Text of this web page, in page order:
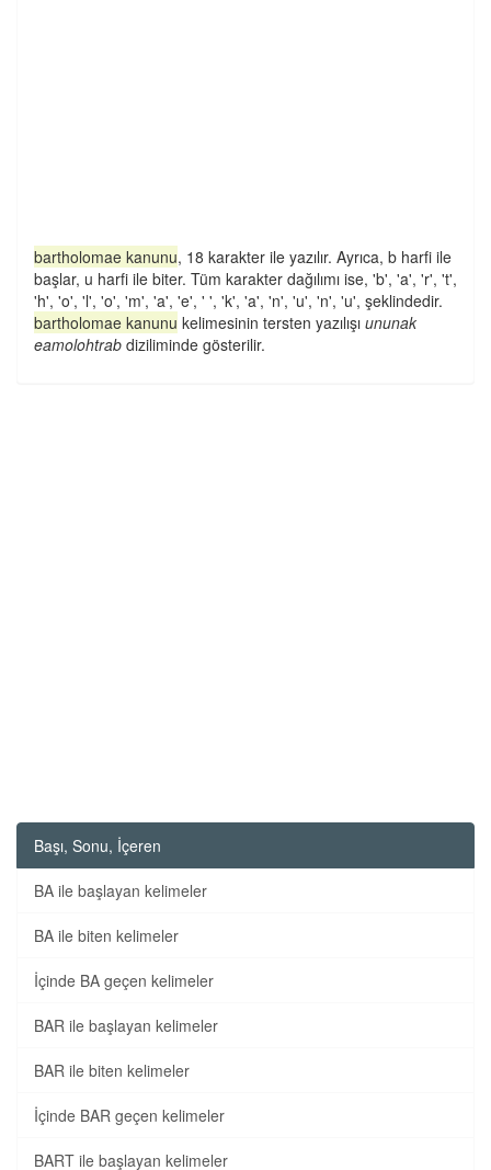
bartholomae kanunu, 18 karakter ile yazılır. Ayrıca, b harfi ile
başlar, u harfi ile biter. Tüm karakter dağılımı ise, 'b', 'a', 'r', 't',
'h', 'o', 'l', 'o', 'm', 'a', 'e', ' ', 'k', 'a', 'n', 'u', 'n', 'u', şeklindedir.
bartholomae kanunu kelimesinin tersten yazılışı ununak
eamolohtrab diziliminde gösterilir.
Başı, Sonu, İçeren
BA ile başlayan kelimeler
BA ile biten kelimeler
İçinde BA geçen kelimeler
BAR ile başlayan kelimeler
BAR ile biten kelimeler
İçinde BAR geçen kelimeler
BART ile başlayan kelimeler